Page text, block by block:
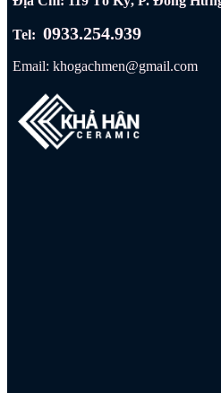
Tel:0933.254.939
Email: khogachmen@gmail.com